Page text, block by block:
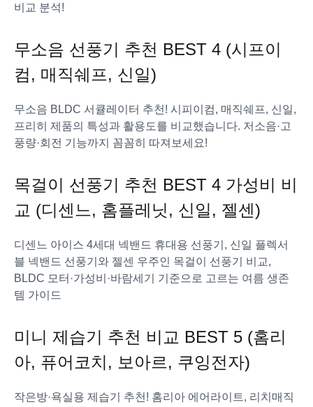
비교 분석!
무소음 선풍기 추천 BEST 4 (시프이
컴, 매직쉐프, 신일)
무소음 BLDC 서큘레이터 추천! 시피이컴, 매직쉐프, 신일,
프리히 제품의 특성과 활용도를 비교했습니다. 저소음·고
풍량·회전 기능까지 꼼꼼히 따져보세요!
목걸이 선풍기 추천 BEST 4 가성비 비
교 (디센느, 홈플레닛, 신일, 젤센)
디센느 아이스 4세대 넥밴드 휴대용 선풍기, 신일 플렉서
블 넥밴드 선풍기와 젤센 우주인 목걸이 선풍기 비교,
BLDC 모터·가성비·바람세기 기준으로 고르는 여름 생존
템 가이드
미니 제습기 추천 비교 BEST 5 (홈리
아, 퓨어코치, 보아르, 쿠잉전자)
작은방·욕실용 제습기 추천! 홈리아 에어라이트, 리치매직